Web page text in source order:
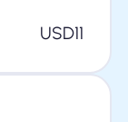
USD11